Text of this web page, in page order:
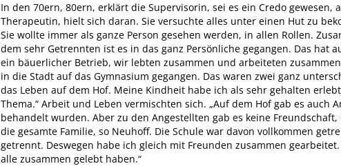
In den 70ern, 80ern, erklärt die Supervisorin, sei es ein Credo
Therapeutin, hielt sich daran. Sie versuchte alles unter einen Hut zu
Sie wollte immer als ganze Person gesehen werden, in allen Rollen.
dem sehr Getrennten ist es in das ganz Persönliche gegangen. Das hat
ein bäuerlicher Betrieb, wir lebten zusammen und arbeiteten
in die Stadt auf das Gymnasium gegangen. Das waren zwei ganz
das Leben auf dem Hof. Meine Kindheit habe ich als sehr gehalten
Thema.“ Arbeit und Leben vermischten sich. „Auf dem Hof gab es auch
behandelt wurden. Aber zu den Angestellten gab es keine
die gesamte Familie, so Neuhoff. Die Schule war davon vollkommen
getrennt. Deswegen habe ich gleich mit Freunden zusammen
alle zusammen gelebt haben.“